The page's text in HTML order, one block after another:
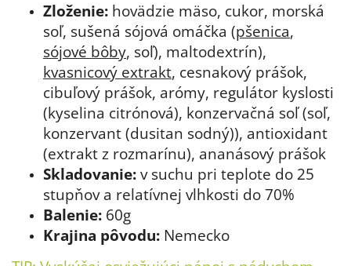
Zloženie: hovädzie mäso, cukor, morská
soľ, sušená sójová omáčka (pšenica,
sójové bôby, soľ), maltodextrín),
kvasnicový extrakt, cesnakový prášok,
cibuľový prášok, arómy, regulátor kyslosti
(kyselina citrónová), konzervačná soľ (soľ,
konzervant (dusitan sodný)), antioxidant
(extrakt z rozmarínu), ananásový prášok
Skladovanie: v suchu pri teplote do 25
stupňov a relatívnej vlhkosti do 70%
Balenie: 60g
Krajina pôvodu: Nemecko